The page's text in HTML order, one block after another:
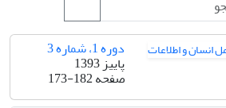
دوره 1، شماره 3
پاییز 1393
صفحه173-182